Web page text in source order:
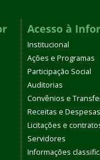
Acesso à
Institucional
Ações e Programas
Participação Social
Auditorias
Convênios e
Receitas e Despesas
Licitações e
Servidores
Informações